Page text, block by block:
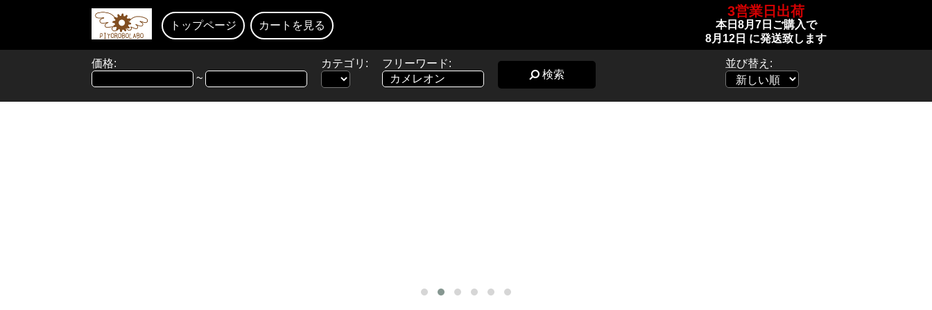
トップページ カートを見る
3営業日出荷
本日 8月7日 ご購入で
8月12日 に発送致します
価格:
~
カテゴリ:
フリーワード:
検索
並び替え: